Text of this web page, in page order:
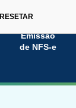
Emissão
de NFS-e
RESETAR